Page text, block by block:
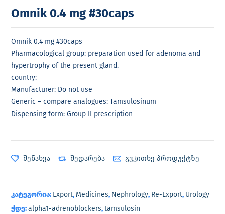
Omnik 0.4 mg #30caps
Omnik 0.4 mg #30caps
Pharmacological group: preparation used for adenoma and
hypertrophy of the present gland.
country:
Manufacturer: Do not use
Generic – compare analogues: Tamsulosinum
Dispensing form: Group II prescription
შენახვა შედარება გვკითხე პროდუქტზე
კატეგორია: Export, Medicines, Nephrology, Re-Export, Urology
ჭდე:alpha1-adrenoblockers,tamsulosin